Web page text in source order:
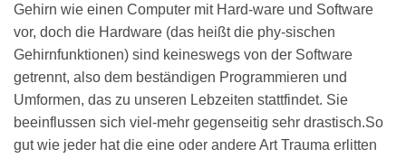
Gehirn wie einen Computer mit Hard-ware und Software
vor, doch die Hardware (das heißt die phy-sischen
Gehirnfunktionen) sind keineswegs von der Software
getrennt, also dem beständigen Programmieren und
Umformen, das zu unseren Lebzeiten stattfindet. Sie
beeinflussen sich viel-mehr gegenseitig sehr drastisch.So
gut wie jeder hat die eine oder andere Art Trauma erlitten